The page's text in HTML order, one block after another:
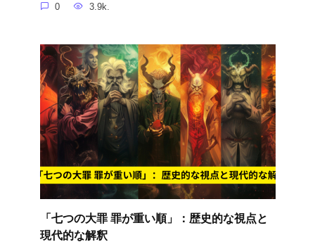
0 3.9k.
「七つの大罪 罪が重い順」：歴史的な視点と
現代的な解釈